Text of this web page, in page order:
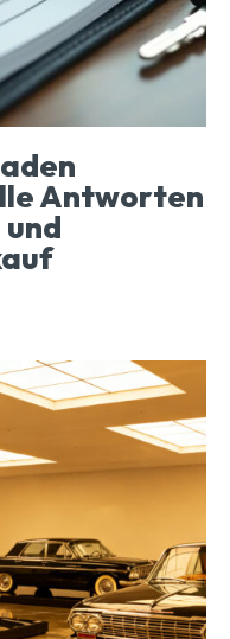
Antworten